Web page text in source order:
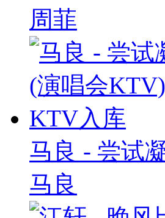
周菲
马良 - 尝试
马良